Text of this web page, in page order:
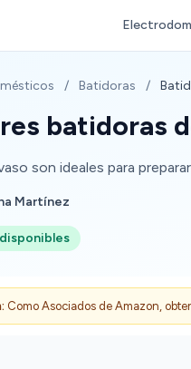
/ Batidoras /
batidoras
son ideales para
Martínez
Como Asociados de Amazon,